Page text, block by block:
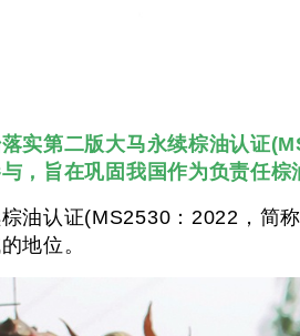
实第二版大马永续棕油认证
，旨在巩固我国作为负责任
油认证(MS2530：2022，简
地位。